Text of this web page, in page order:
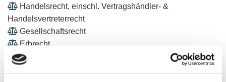
 Handelsrecht, einschl. Vertragshändler- &
Handelsvertreterrecht
 Gesellschaftsrecht
 Erbrecht
 Inkasso, Forderungseinzug